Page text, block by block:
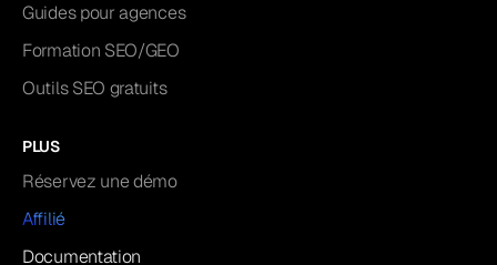
Guides pour agences
Formation SEO/GEO
Outils SEO gratuits
PLUS
Réservez une démo
Affilié
Documentation